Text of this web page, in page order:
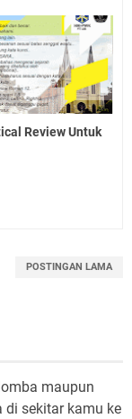
Review Untuk
POSTINGAN LAMA
maupun
di sekitar kamu ke